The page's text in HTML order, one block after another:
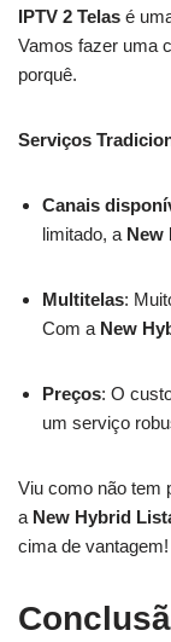
IPTV 2 Telas é
Vamos fazer uma
porquê.
Serviços
Canais
limitado, a New
Multitelas:
Com a New
Preços: O
um serviço
Viu como não tem
a New Hybrid
cima de vantagem!